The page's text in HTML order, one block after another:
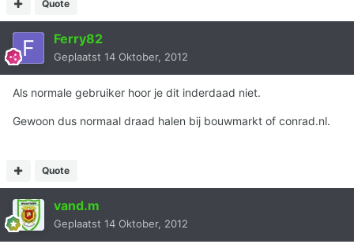
Quote
Ferry82
Geplaatst 14 Oktober, 2012
Als normale gebruiker hoor je dit inderdaad niet.
Gewoon dus normaal draad halen bij bouwmarkt of conrad.nl.
Quote
vand.m
Geplaatst 14 Oktober, 2012